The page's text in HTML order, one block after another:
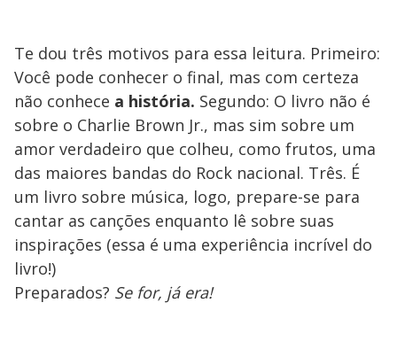
Te dou três motivos para essa leitura. Primeiro:
Você pode conhecer o final, mas com certeza
não conhece a história. Segundo: O livro não é
sobre o Charlie Brown Jr., mas sim sobre um
amor verdadeiro que colheu, como frutos, uma
das maiores bandas do Rock nacional. Três. É
um livro sobre música, logo, prepare-se para
cantar as canções enquanto lê sobre suas
inspirações (essa é uma experiência incrível do
livro!)
Preparados? Se for, já era!